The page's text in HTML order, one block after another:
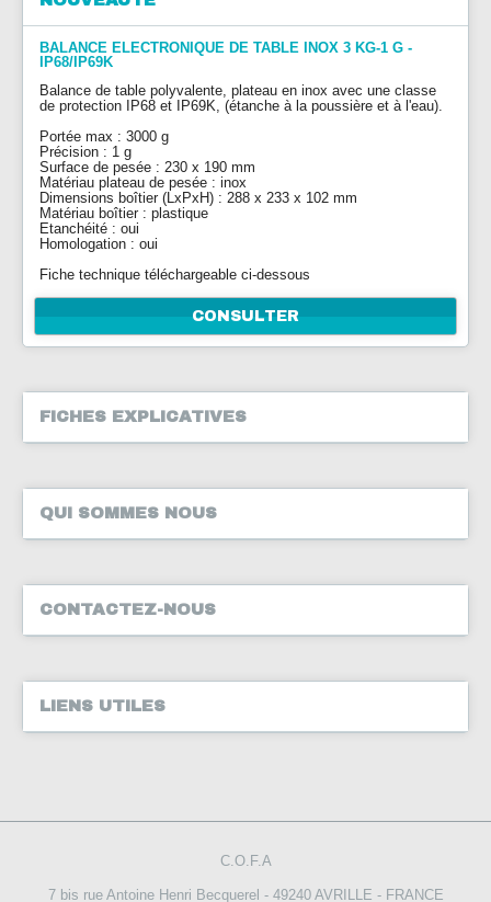
BALANCE ELECTRONIQUE DE TABLE INOX 3 KG-1 G -
IP68/IP69K
Balance de table polyvalente, plateau en inox avec une classe
de protection IP68 et IP69K, (étanche à la poussière et à l'eau).
Portée max : 3000 g
Précision : 1 g
Surface de pesée : 230 x 190 mm
Matériau plateau de pesée : inox
Dimensions boîtier (LxPxH) : 288 x 233 x 102 mm
Matériau boîtier : plastique
Etanchéité : oui
Homologation : oui
Fiche technique téléchargeable ci-dessous
CONSULTER
FICHES EXPLICATIVES
QUI SOMMES NOUS
CONTACTEZ-NOUS
LIENS UTILES
C.O.F.A
7 bis rue Antoine Henri Becquerel - 49240 AVRILLE - FRANCE